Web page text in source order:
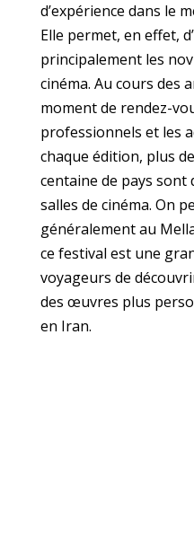
d’expérience dans le
Elle permet, en effet,
principalement les
cinéma. Au cours des
moment de rendez-
professionnels et les
chaque édition, plus
centaine de pays
salles de cinéma. On
généralement au
ce festival est une
voyageurs de
des œuvres plus
en Iran.